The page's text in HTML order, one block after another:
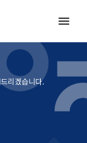
리겠습니다.